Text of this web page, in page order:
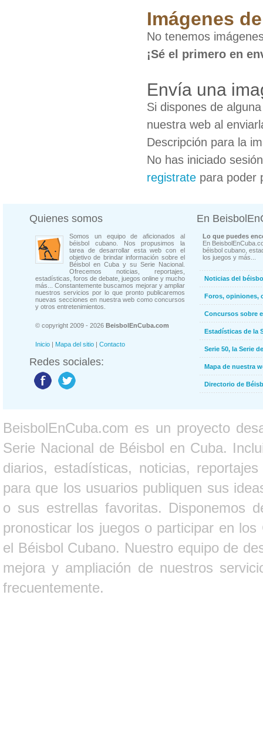
Imágenes
No tenemos
¡Sé el primero en
Envía una
Si dispones de
nuestra web al
Descripción para la
No has iniciado
registrate para poder
Quienes somos
Somos un equipo de aficionados al
béisbol cubano. Nos propusimos la
tarea de desarrollar esta web con el
objetivo de brindar información sobre el
Béisbol en Cuba y su Serie Nacional.
Ofrecemos noticias, reportajes,
estadísticas, foros de debate, juegos online y mucho
más... Constantemente buscamos mejorar y ampliar
nuestros servicios por lo que pronto publicaremos
nuevas secciones en nuestra web como concursos
y otros entretenimientos.
© copyright 2009 - 2026 BeisbolEnCuba.com
Inicio | Mapa del sitio | Contacto
Redes sociales:
En
Lo que puedes
En
béisbol cubano,
los juegos y más...
Noticias del
Foros, opiniones,
Concursos sobre
Estadísticas de la
Serie 50, la Serie
Mapa de nuestra
Directorio de
BeisbolEnCuba.com es un proyecto
Serie Nacional de Béisbol en Cuba.
diarios, estadísticas, noticias,
para que los usuarios publiquen sus
o sus estrellas favoritas. Disponemos
pronosticar los juegos o participar en
el Béisbol Cubano. Nuestro equipo de
mejora y ampliación de nuestros
frecuentemente.